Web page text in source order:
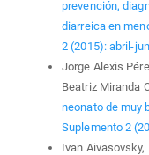
prevención,
diarreica en
2 (2015): abril-
Jorge Alexis
Beatriz Miranda
neonato de muy
Suplemento 2
Ivan Aivasovsky,